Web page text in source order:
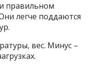
правильном
легче поддаются
вес. Минус –